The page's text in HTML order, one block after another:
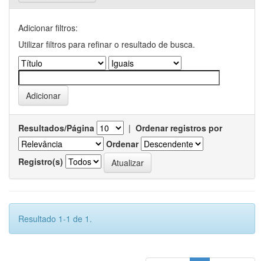
Adicionar filtros:
Utilizar filtros para refinar o resultado de busca.
Resultados/Página | Ordenar registros por
Ordenar
Registro(s)
Resultado 1-1 de 1.